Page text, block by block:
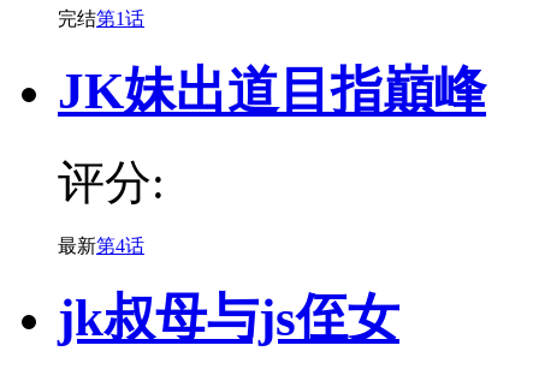
完结第1话
JK妹出道目指巔峰
评分:
最新第4话
jk叔母与js侄女